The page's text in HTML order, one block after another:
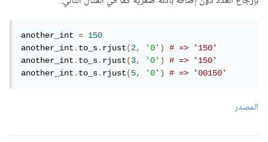
another_int =
150
another_int.to_s.rjust(2, '0')
# => '150'
another_int.to_s.rjust(3, '0')
# => '150'
another_int.to_s.rjust(5, '0') # => '00150'
المصدر